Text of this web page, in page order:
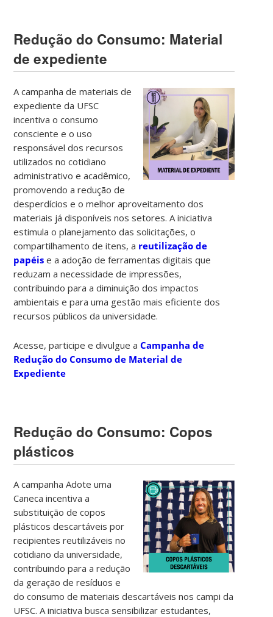
Redução do Consumo: Material
de expediente
A campanha de materiais de
expediente da UFSC
incentiva o consumo
consciente e o uso
responsável dos recursos
utilizados no cotidiano
administrativo e acadêmico,
promovendo a redução de
desperdícios e o melhor aproveitamento dos
materiais já disponíveis nos setores. A iniciativa
estimula o planejamento das solicitações, o
compartilhamento de itens, a reutilização de
papéis e a adoção de ferramentas digitais que
reduzam a necessidade de impressões,
contribuindo para a diminuição dos impactos
ambientais e para uma gestão mais eficiente dos
recursos públicos da universidade.
Acesse, participe e divulgue aCampanha de
Redução do Consumo de Material de
Expediente
Redução do Consumo: Copos
plásticos
A campanha Adote uma
Caneca incentiva a
substituição de copos
plásticos descartáveis por
recipientes reutilizáveis no
cotidiano da universidade,
contribuindo para a redução
da geração de resíduos e
do consumo de materiais descartáveis nos campi da
UFSC. A iniciativa busca sensibilizar estudantes,